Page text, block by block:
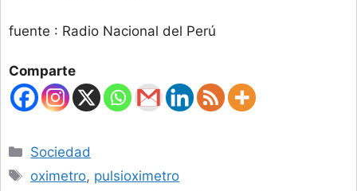
fuente : Radio Nacional del Perú
Comparte
Categories
Sociedad
Tags
oximetro, pulsioximetro